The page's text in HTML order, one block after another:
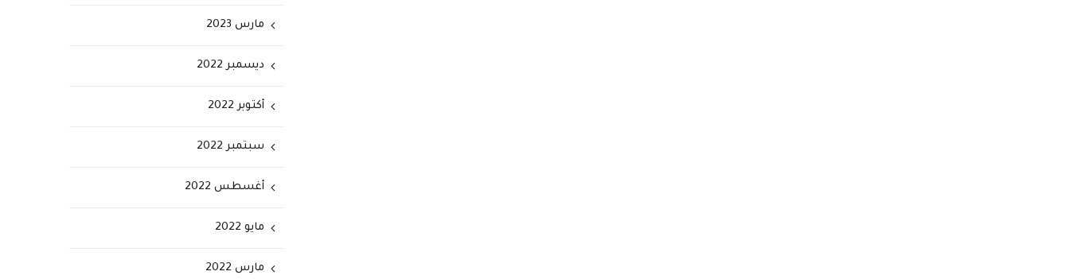
مارس 2023
ديسمبر 2022
أكتوبر 2022
سبتمبر 2022
أغسطس 2022
مايو 2022
مارس 2022